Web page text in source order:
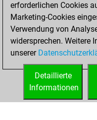
2024
your
erforderlichen Cookies
Marketing-Cookies
Verwendung von
widersprechen. Weitere
unserer
Detaillierte
Informationen